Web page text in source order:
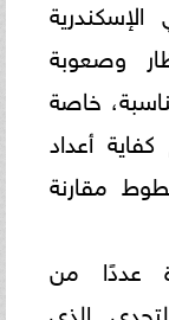
وصعوبة
خاصة
أعداد
مقارنة
عددًا من
الذي